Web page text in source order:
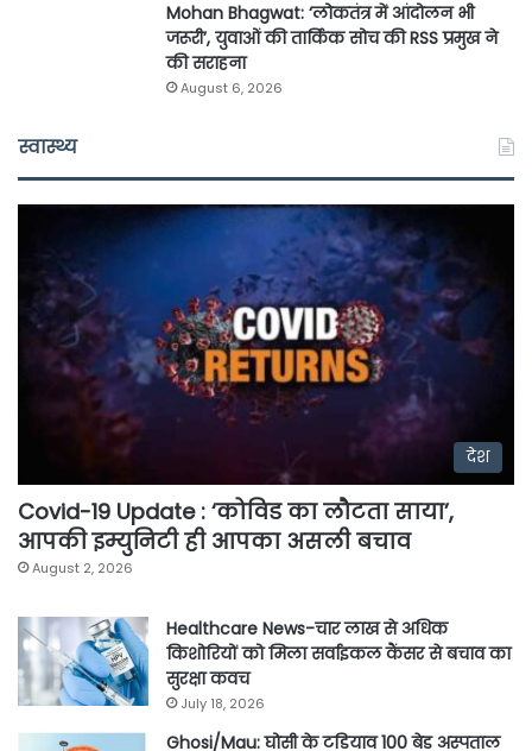
Mohan Bhagwat: ‘लोकतंत्र में आंदोलन भी
जरूरी’, युवाओं की तार्किक सोच की RSS प्रमुख ने
की सराहना
August 6, 2026
स्वास्थ्य
देश
Covid-19 Update : ‘कोविड का लौटता साया’,
आपकी इम्युनिटी ही आपका असली बचाव
August 2, 2026
Healthcare News-चार लाख से अधिक
किशोरियों को मिला सर्वाइकल कैंसर से बचाव का
सुरक्षा कवच
July 18, 2026
Ghosi/Mau: घोसी के टडियाव 100 बेड अस्पताल